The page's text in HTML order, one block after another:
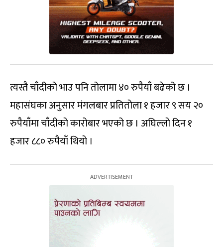
त्यस्तै चाँदीको भाउ पनि तोलामा ४० रुपैयाँ बढेको छ ।
महासंघका अनुसार मंगलबार प्रतितोला १ हजार ९ सय २०
रुपैयाँमा चाँदीको कारोबार भएको छ । अघिल्लो दिन १
हजार ८८० रुपैयाँ थियो ।